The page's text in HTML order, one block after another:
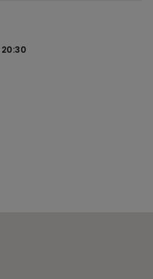
20:30